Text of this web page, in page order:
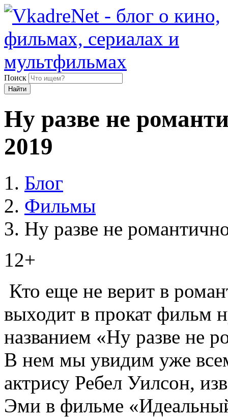
Поиск
Найти
Ну разве не
2019
Блог
Фильмы
Ну разве не
12+
Кто еще не верит в
выходит в прокат фильм
названием «Ну разве не
В нем мы увидим уже
актрису Ребел Уилсон,
Эми в фильме